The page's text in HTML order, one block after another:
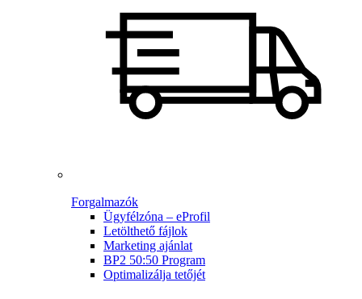
Forgalmazók
Ügyfélzóna – eProfil
Letölthető fájlok
Marketing ajánlat
BP2 50:50 Program
Optimalizálja tetőjét